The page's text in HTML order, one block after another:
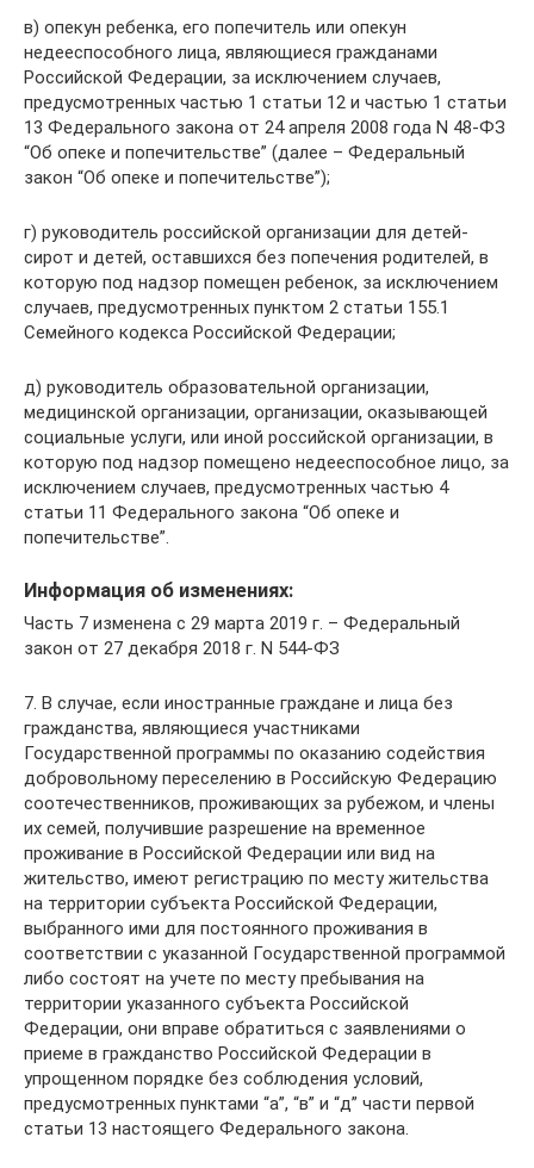
в) опекун ребенка, его попечитель или опекун
недееспособного лица, являющиеся гражданами
Российской Федерации, за исключением случаев,
предусмотренных частью 1 статьи 12 и частью 1 статьи
13 Федерального закона от 24 апреля 2008 года N 48-ФЗ
“Об опеке и попечительстве” (далее – Федеральный
закон “Об опеке и попечительстве”);
г) руководитель российской организации для детей-
сирот и детей, оставшихся без попечения родителей, в
которую под надзор помещен ребенок, за исключением
случаев, предусмотренных пунктом 2 статьи 155.1
Семейного кодекса Российской Федерации;
д) руководитель образовательной организации,
медицинской организации, организации, оказывающей
социальные услуги, или иной российской организации, в
которую под надзор помещено недееспособное лицо, за
исключением случаев, предусмотренных частью 4
статьи 11 Федерального закона “Об опеке и
попечительстве”.
Информация об изменениях:
Часть 7 изменена с 29 марта 2019 г. – Федеральный
закон от 27 декабря 2018 г. N 544-ФЗ
7. В случае, если иностранные граждане и лица без
гражданства, являющиеся участниками
Государственной программы по оказанию содействия
добровольному переселению в Российскую Федерацию
соотечественников, проживающих за рубежом, и члены
их семей, получившие разрешение на временное
проживание в Российской Федерации или вид на
жительство, имеют регистрацию по месту жительства
на территории субъекта Российской Федерации,
выбранного ими для постоянного проживания в
соответствии с указанной Государственной программой
либо состоят на учете по месту пребывания на
территории указанного субъекта Российской
Федерации, они вправе обратиться с заявлениями о
приеме в гражданство Российской Федерации в
упрощенном порядке без соблюдения условий,
предусмотренных пунктами “а”, “в” и “д” части первой
статьи 13 настоящего Федерального закона.